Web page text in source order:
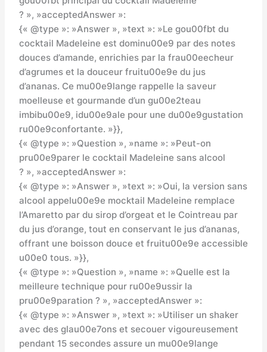
? », »acceptedAnswer »:
{« @type »: »Answer », »text »: »Le gou00fbt du
cocktail Madeleine est dominu00e9 par des notes
douces d’amande, enrichies par la frau00eecheur
d’agrumes et la douceur fruitu00e9e du jus
d’ananas. Ce mu00e9lange rappelle la saveur
moelleuse et gourmande d’un gu00e2teau
imbibu00e9, idu00e9ale pour une du00e9gustation
ru00e9confortante. »}},
{« @type »: »Question », »name »: »Peut-on
pru00e9parer le cocktail Madeleine sans alcool
? », »acceptedAnswer »:
{« @type »: »Answer », »text »: »Oui, la version sans
alcool appelu00e9e mocktail Madeleine remplace
l’Amaretto par du sirop d’orgeat et le Cointreau par
du jus d’orange, tout en conservant le jus d’ananas,
offrant une boisson douce et fruitu00e9e accessible
u00e0 tous. »}},
{« @type »: »Question », »name »: »Quelle est la
meilleure technique pour ru00e9ussir la
pru00e9paration ? », »acceptedAnswer »:
{« @type »: »Answer », »text »: »Utiliser un shaker
avec des glau00e7ons et secouer vigoureusement
pendant 15 secondes assure un mu00e9lange